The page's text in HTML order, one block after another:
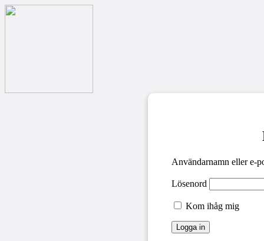
Användarnamn eller e-
Lösenord
Kom ihåg mig